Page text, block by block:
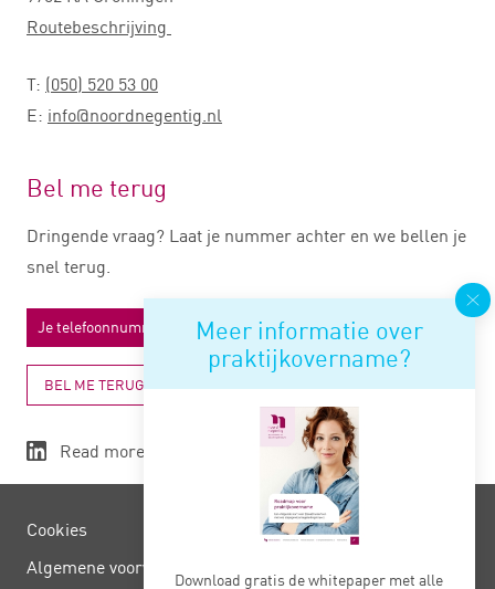
Meer informatie over
praktijkovername?
Download gratis de whitepaper met alle
Routebeschrijving
T: (050) 520 53 00
E: info@noordnegentig.nl
Bel me terug
Dringende vraag? Laat je nummer achter en we bellen je
snel terug.
BEL ME TERUG
Read more
Cookies
Algemene voorwaarden